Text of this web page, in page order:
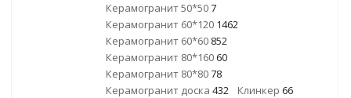
Керамогранит 50*507
Керамогранит 60*120 1462
Керамогранит 60*60 852
Керамогранит 80*160 60
Керамогранит 80*8078
Керамогранит доска 432 Клинкер 66